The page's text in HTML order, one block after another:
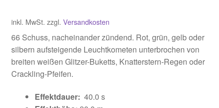
inkl. MwSt. zzgl. Versandkosten
66 Schuss, nacheinander zündend. Rot, grün, gelb oder
silbern aufsteigende Leuchtkometen unterbrochen von
breiten weißen Glitzer-Buketts, Knatterstern-Regen oder
Crackling-Pfeifen.
Effektdauer: 40.0 s